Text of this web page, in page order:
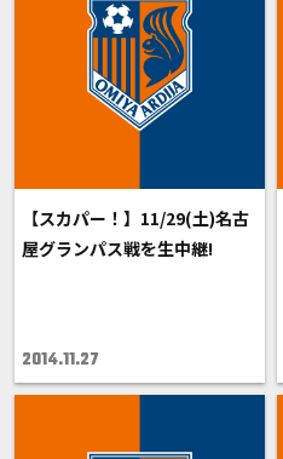
【スカパー！】11/29(土)名古
屋グランパス戦を生中継!
2014.11.27